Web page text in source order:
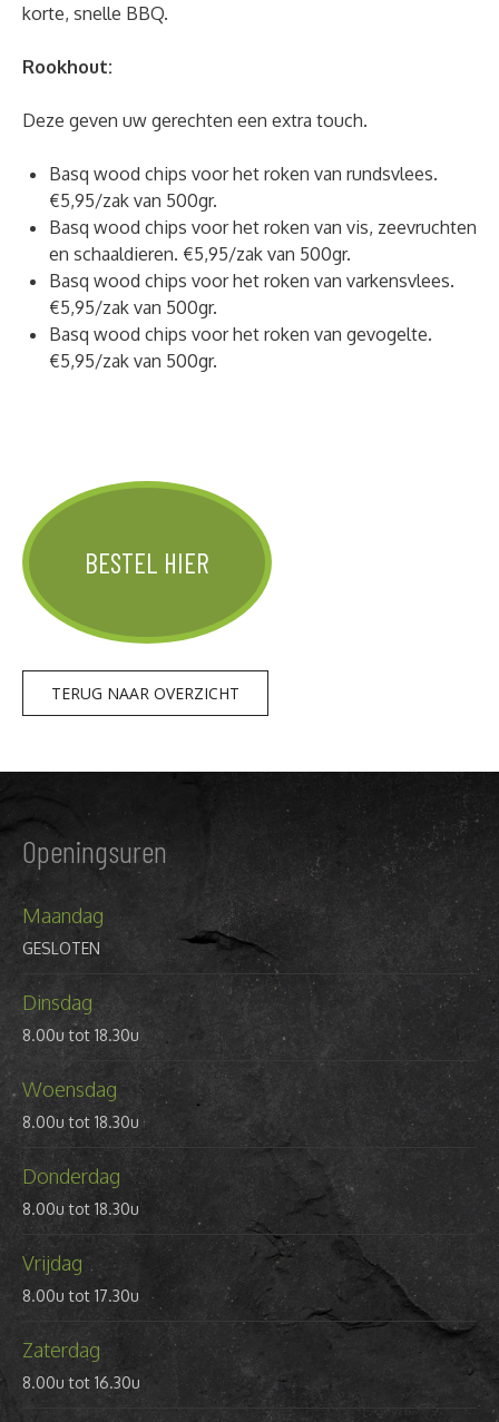
korte, snelle BBQ.
Rookhout:
Deze geven uw gerechten een extra touch.
Basq wood chips voor het roken van rundsvlees.
€5,95/zak van 500gr.
Basq wood chips voor het roken van vis, zeevruchten
en schaaldieren. €5,95/zak van 500gr.
Basq wood chips voor het roken van varkensvlees.
€5,95/zak van 500gr.
Basq wood chips voor het roken van gevogelte.
€5,95/zak van 500gr.
BESTEL HIER
TERUG NAAR OVERZICHT
Openingsuren
Maandag
GESLOTEN
Dinsdag
8.00u tot 18.30u
Woensdag
8.00u tot 18.30u
Donderdag
8.00u tot 18.30u
Vrijdag
8.00u tot 17.30u
Zaterdag
8.00u tot 16.30u